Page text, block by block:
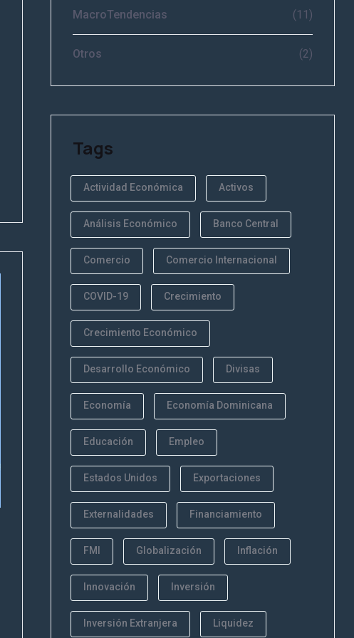
MacroTendencias (11)
Otros (2)
Tags
Actividad Económica Activos
Análisis Económico Banco Central
Comercio Comercio Internacional
COVID-19 Crecimiento
Crecimiento Económico
Desarrollo Económico Divisas
Economía Economía Dominicana
Educación Empleo
Estados Unidos Exportaciones
Externalidades Financiamiento
FMI Globalización Inflación
Innovación Inversión
Inversión Extranjera Liquidez